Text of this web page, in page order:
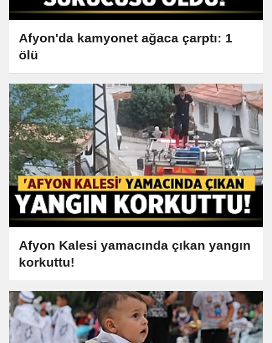
Afyon'da kamyonet ağaca çarptı: 1
ölü
Afyon Kalesi yamacında çıkan yangın
korkuttu!